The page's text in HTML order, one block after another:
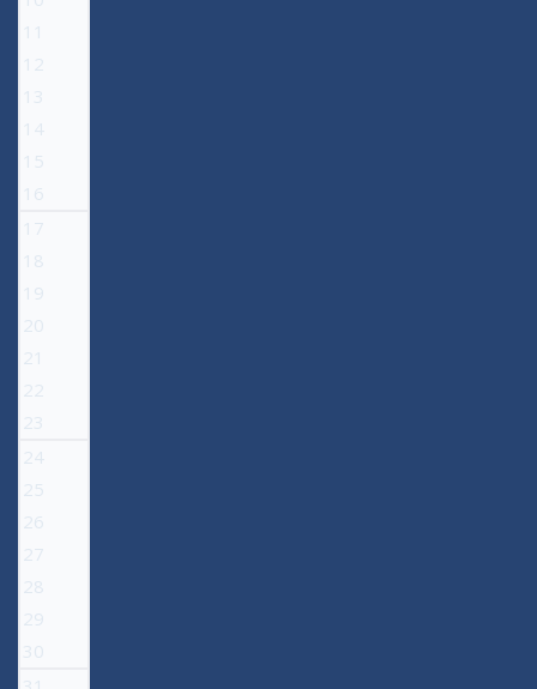
11
12
13
14
15
16
17
18
19
20
21
22
23
24
25
26
27
28
29
30